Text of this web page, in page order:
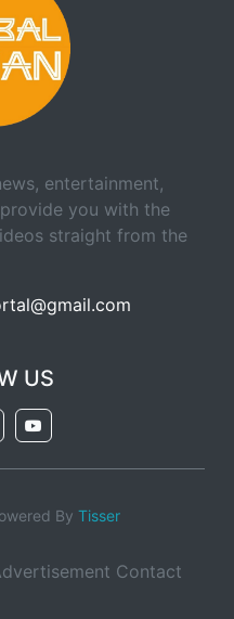
entertainment,
you with the
straight from the
US
By Tisser
Contact